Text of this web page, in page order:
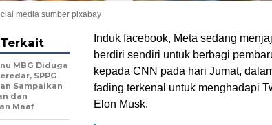
media sumber pixabay
Induk facebook, Meta sedang
berdiri sendiri untuk berbagi
kepada CNN pada hari Jumat,
fading terkenal untuk menghadapi
Elon Musk.
MBG Diduga
SPPG
Sampaikan
dan
Maaf